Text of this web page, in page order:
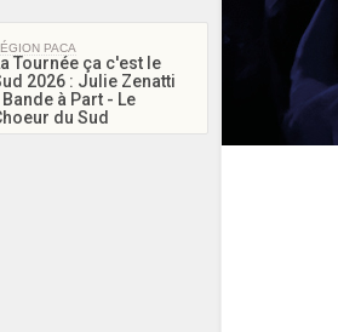
PACA
Tournée ça c'est le
2026 : Julie Zenatti
Bande à Part - Le
du Sud